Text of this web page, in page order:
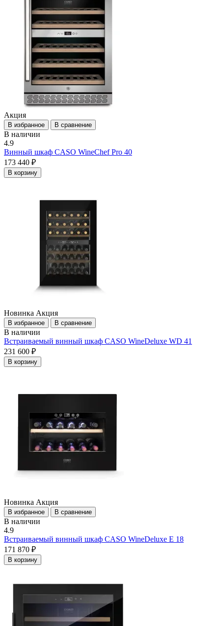
Акция
В избранное В сравнение
В наличии
4.9
Винный шкаф CASO WineChef Pro 40
173 440 ₽
В корзину
Новинка Акция
В избранное В сравнение
В наличии
Встраиваемый винный шкаф CASO WineDeluxe WD 41
231 600 ₽
В корзину
Новинка Акция
В избранное В сравнение
В наличии
4.9
Встраиваемый винный шкаф CASO WineDeluxe E 18
171 870 ₽
В корзину